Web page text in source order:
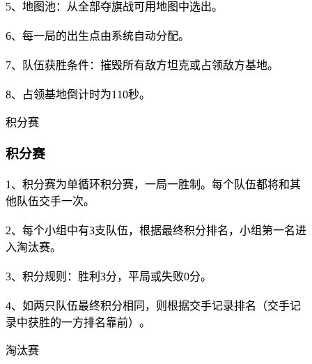
5、地图池：从全部夺旗战可用地图中选出。
6、每一局的出生点由系统自动分配。
7、队伍获胜条件：摧毁所有敌方坦克或占领敌方基地。
8、占领基地倒计时为110秒。
积分赛
积分赛
1、积分赛为单循环积分赛，一局一胜制。每个队伍都将和其
他队伍交手一次。
2、每个小组中有3支队伍，根据最终积分排名，小组第一名进
入淘汰赛。
3、积分规则：胜利3分，平局或失败0分。
4、如两只队伍最终积分相同，则根据交手记录排名（交手记
录中获胜的一方排名靠前）。
淘汰赛